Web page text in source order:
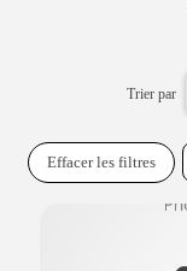
Trier par
Effacer les filtres